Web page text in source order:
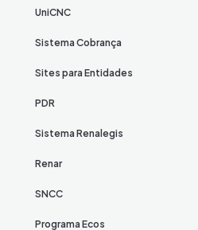
UniCNC
Sistema Cobrança
Sites para Entidades
PDR
Sistema Renalegis
Renar
SNCC
Programa Ecos